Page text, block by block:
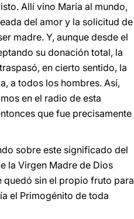
Allí vino María al mundo,
del amor y la solicitud de
madre. Y, aunque desde el
su donación total, la
en cierto sentido, la
a todos los hombres. Así,
en el radio de esta
que fue precisamente
sobre este significado del
la Virgen Madre de Dios
quedó sin el propio fruto para
el Primogénito de toda